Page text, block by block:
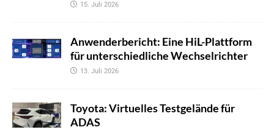
15. Juli 2026
Anwenderbericht: Eine HiL-Plattform
für unterschiedliche Wechselrichter
13. Juli 2026
Toyota: Virtuelles Testgelände für
ADAS